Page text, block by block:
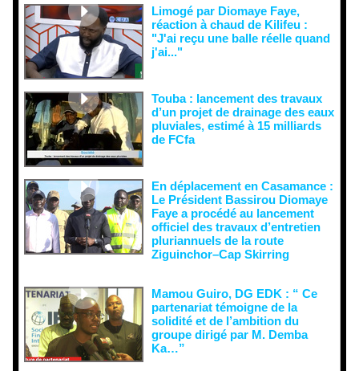
Limogé par Diomaye Faye,
réaction à chaud de Kilifeu :
"J'ai reçu une balle réelle quand
j'ai..."
Touba : lancement des travaux
d’un projet de drainage des eaux
pluviales, estimé à 15 milliards
de FCfa ‎
En déplacement en Casamance :
Le Président Bassirou Diomaye
Faye a procédé au lancement
officiel des travaux d’entretien
pluriannuels de la route
Ziguinchor–Cap Skirring
Mamou Guiro, DG EDK : “ Ce
partenariat témoigne de la
solidité et de l’ambition du
groupe dirigé par M. Demba
Ka…”